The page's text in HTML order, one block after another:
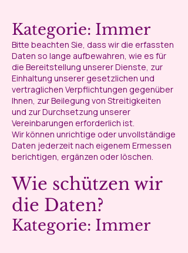
Kategorie: Immer
Bitte beachten Sie, dass wir die erfassten
Daten so lange aufbewahren, wie es für
die Bereitstellung unserer Dienste, zur
Einhaltung unserer gesetzlichen und
vertraglichen Verpflichtungen gegenüber
Ihnen, zur Beilegung von Streitigkeiten
und zur Durchsetzung unserer
Vereinbarungen erforderlich ist.
Wir können unrichtige oder unvollständige
Daten jederzeit nach eigenem Ermessen
berichtigen, ergänzen oder löschen.
Wie schützen wir
die Daten?
Kategorie: Immer